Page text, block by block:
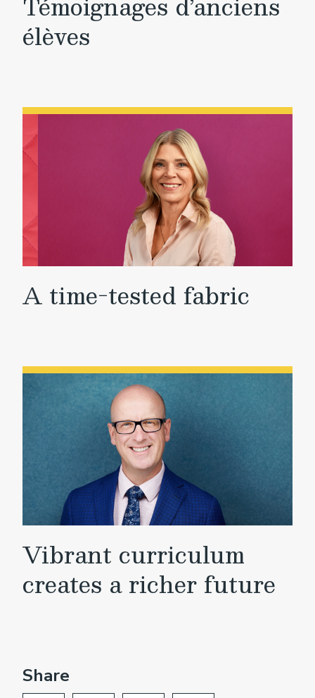
élèves
A time-tested fabric
Vibrant curriculum
creates a richer future
Share